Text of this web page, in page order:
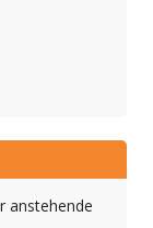
anstehende